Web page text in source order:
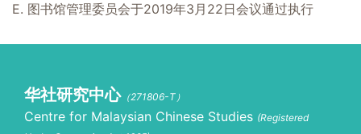
E. 图书馆管理委员会于2019年3月22日会议通过执行
华社研究中心（271806-T）
Centre for Malaysian Chinese Studies (Registered